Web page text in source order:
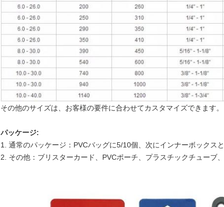
その他のサイズは、お客様の要件に合わせてカスタマイズできます。
パッケージ:
1. 通常のパッケージ：PVCバッグに5/10個、次にインナーボックスと
2. その他：ブリスターカード、PVCポーチ、プラスチックチューブ